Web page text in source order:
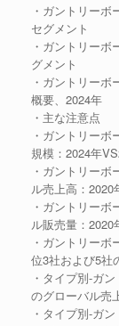
・ガントリー
セグメント
・ガントリー
グメント
・ガントリー
概要、2024年
・主な注意点
・ガントリー
規模：2024年
・ガントリー
ル売上高：2020
・ガントリー
ル販売量：2020
・ガントリー
位3社および5社
・タイプ別-ガ
のグローバル売
・タイプ別-ガ